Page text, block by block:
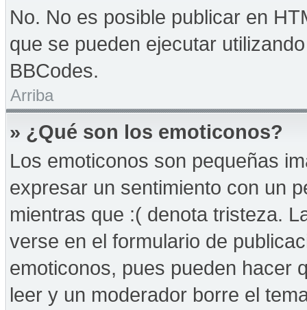
No. No es posible publicar en
que se pueden ejecutar
BBCodes.
Arriba
» ¿Qué son los emoticonos?
Los emoticonos son pequeñas
expresar un sentimiento con un
mientras que :( denota tristeza.
verse en el formulario de
emoticonos, pues pueden hacer
leer y un moderador borre el